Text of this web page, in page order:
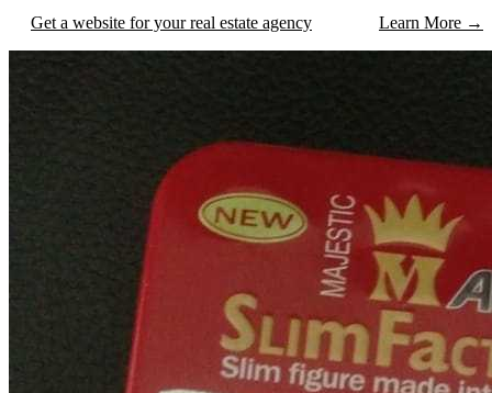
Get a website for your real estate agency Learn More →